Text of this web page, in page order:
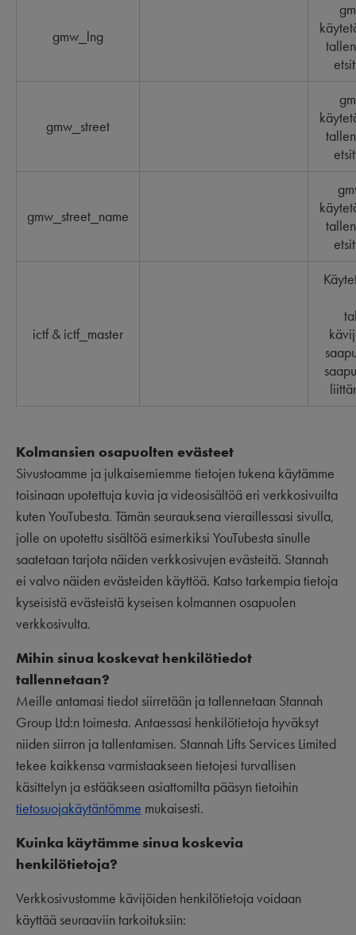
gmw_lng
gmw_street
gmw_street_name
ictf & ictf_master
Kolmansien osapuolten evästeet
Sivustoamme ja julkaisemiemme tietojen tukena käytämme
toisinaan upotettuja kuvia ja videosisältöä eri verkkosivuilta
kuten YouTubesta. Tämän seurauksena vieraillessasi sivulla,
jolle on upotettu sisältöä esimerkiksi YouTubesta sinulle
saatetaan tarjota näiden verkkosivujen evästeitä. Stannah
ei valvo näiden evästeiden käyttöä. Katso tarkempia tietoja
kyseisistä evästeistä kyseisen kolmannen osapuolen
verkkosivulta.
Mihin sinua koskevat henkilötiedot
tallennetaan?
Meille antamasi tiedot siirretään ja tallennetaan Stannah
Group Ltd:n toimesta. Antaessasi henkilötietoja hyväksyt
niiden siirron ja tallentamisen. Stannah Lifts Services Limited
tekee kaikkensa varmistaakseen tietojesi turvallisen
käsittelyn ja estääkseen asiattomilta pääsyn tietoihin
tietosuojakäytäntömme mukaisesti.
Kuinka käytämme sinua koskevia
henkilötietoja?
Verkkosivustomme kävijöiden henkilötietoja voidaan
käyttää seuraaviin tarkoituksiin: